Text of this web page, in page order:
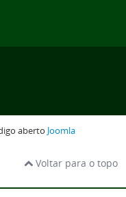
aberto Joomla
Voltar para o topo